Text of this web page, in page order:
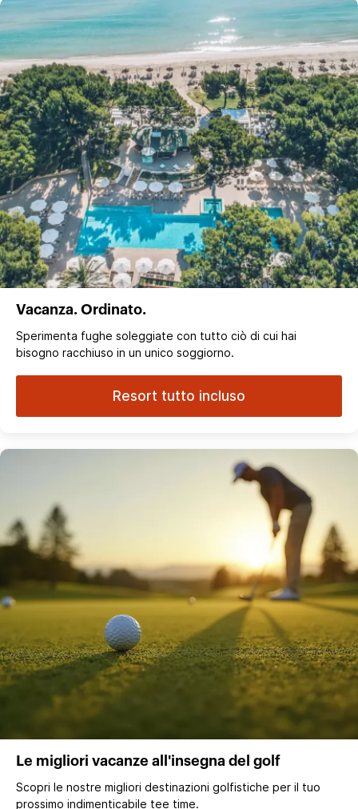
Vacanza. Ordinato.
Sperimenta fughe soleggiate con tutto ciò di cui hai
bisogno racchiuso in un unico soggiorno.
Resort tutto incluso
Le migliori vacanze all'insegna del golf
Scopri le nostre migliori destinazioni golfistiche per il tuo
prossimo indimenticabile tee time.